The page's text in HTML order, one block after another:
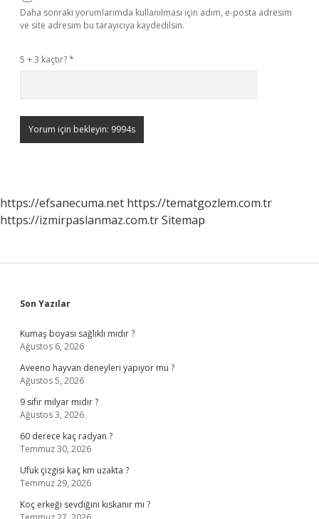
Daha sonraki yorumlarımda kullanılması için adım, e-posta adresim
ve site adresim bu tarayıcıya kaydedilsin.
5 + 3 kaçtır?*
https://efsanecuma.net https://tematgozlem.com.tr
https://izmirpaslanmaz.com.trSitemap
Sidebar
Son Yazılar
Kumaş boyası sağlıklı mıdır ?
Ağustos 6, 2026
Aveeno hayvan deneyleri yapıyor mu ?
Ağustos 5, 2026
9 sıfır milyar mıdır ?
Ağustos 3, 2026
60 derece kaç radyan ?
Temmuz 30, 2026
Ufuk çizgisi kaç km uzakta ?
Temmuz 29, 2026
Koç erkeği sevdiğini kıskanır mı ?